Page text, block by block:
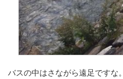
バスの中はさながら遠足ですな。